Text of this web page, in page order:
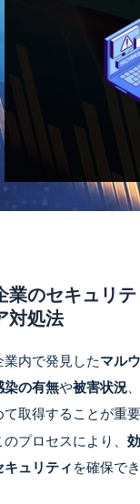
業のセキュリ
対処法
業内で発見したマル
染の有無や被害状況
て取得することが重要
のプロセスにより、
キュリティ を確保で